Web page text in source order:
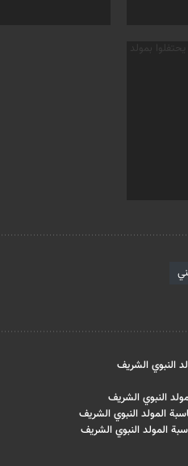
النبوي الشريف
النبوي الشريف
المولد النبوي الشريف
المولد النبوي الشريف